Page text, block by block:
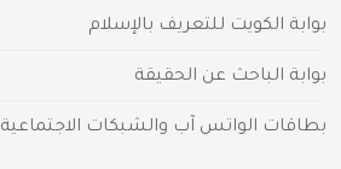
بوابة الكويت للتعريف بالإسلام
بوابة الباحث عن الحقيقة
بطاقات الواتس آب والشبكات الاجتماعية